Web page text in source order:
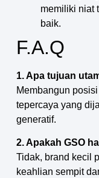
memiliki niat
baik.
F.A.Q
1. Apa tujuan
Membangun
tepercaya yang
generatif.
2. Apakah GSO
Tidak, brand kecil
keahlian sempit